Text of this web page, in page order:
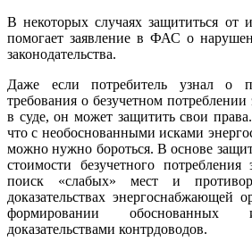
В некоторых случаях защититься от
помогает заявление в ФАС о
законодательства.
Даже если потребитель узнал о
требования о безучетном потреблении
в суде, он может защитить свои
что с необоснованными исками
можно нужно бороться. В основе
стоимости безучетного потребления
поиск «слабых» мест и
доказательствах энергоснабжающей
формировании обоснованных
доказательствами контрдоводов.